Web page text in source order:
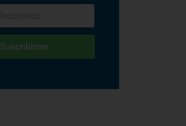
Suscribirme